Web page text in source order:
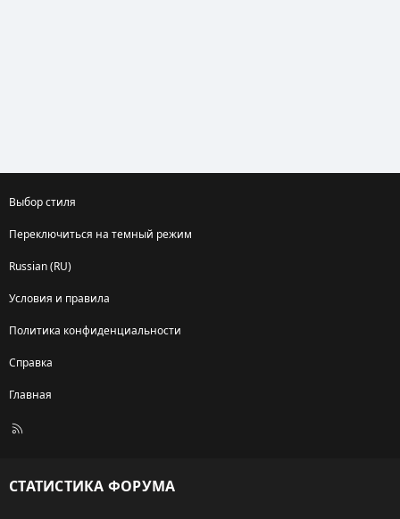
Выбор стиля
Переключиться на темный режим
Russian (RU)
Условия и правила
Политика конфиденциальности
Справка
Главная
R
СТАТИСТИКА ФОРУМА